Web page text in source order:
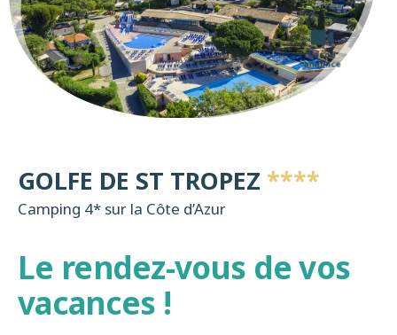
GOLFE DE ST TROPEZ ****
Camping 4* sur la Côte d’Azur
Le rendez-vous de vos
vacances !
Bande
annonce